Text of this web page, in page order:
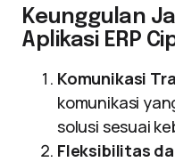
Keunggulan
Aplikasi ERP
Komunikasi
komunikasi
solusi sesuai
Fleksibilitas